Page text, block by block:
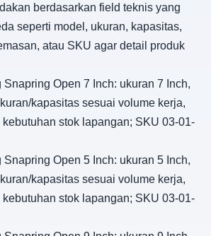
berdasarkan field teknis yang
seperti model, ukuran, kapasitas,
atau SKU agar detail produk
Snapring Open 7 Inch: ukuran 7 Inch,
kapasitas sesuai volume kerja,
stok lapangan; SKU 03-01-
Snapring Open 5 Inch: ukuran 5 Inch,
kapasitas sesuai volume kerja,
stok lapangan; SKU 03-01-